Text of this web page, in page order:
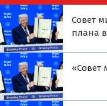
Совет
плана
«Совет